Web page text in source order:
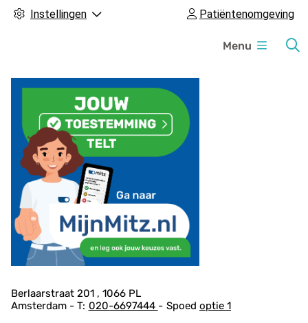
Instellingen Patiëntenomgeving
Menu
A
d
Berlaarstraat 201
1066 PL
Amsterdam
020-6697444 Spoed optie 1